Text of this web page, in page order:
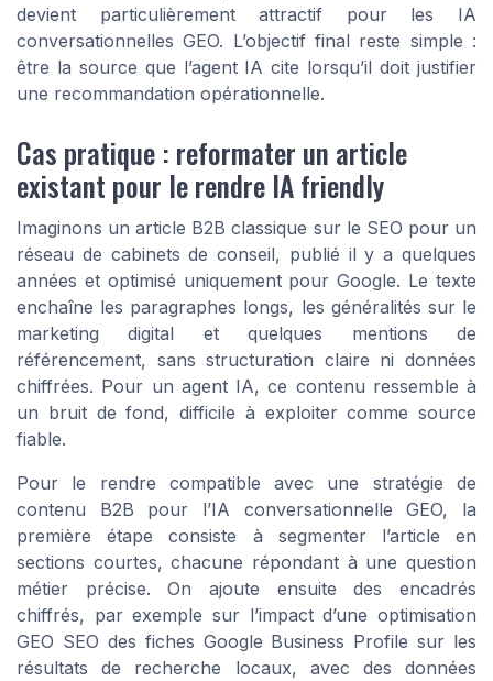
devient particulièrement attractif pour les IA
conversationnelles GEO. L’objectif final reste simple :
être la source que l’agent IA cite lorsqu’il doit justifier
une recommandation opérationnelle.
Cas pratique : reformater un article
existant pour le rendre IA friendly
Imaginons un article B2B classique sur le SEO pour un
réseau de cabinets de conseil, publié il y a quelques
années et optimisé uniquement pour Google. Le texte
enchaîne les paragraphes longs, les généralités sur le
marketing digital et quelques mentions de
référencement, sans structuration claire ni données
chiffrées. Pour un agent IA, ce contenu ressemble à
un bruit de fond, difficile à exploiter comme source
fiable.
Pour le rendre compatible avec une stratégie de
contenu B2B pour l’IA conversationnelle GEO, la
première étape consiste à segmenter l’article en
sections courtes, chacune répondant à une question
métier précise. On ajoute ensuite des encadrés
chiffrés, par exemple sur l’impact d’une optimisation
GEO SEO des fiches Google Business Profile sur les
résultats de recherche locaux, avec des données